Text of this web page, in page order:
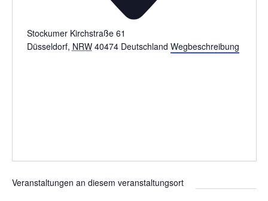
Stockumer Kirchstraße 61
Düsseldorf, NRW 40474 Deutschland Wegbeschreibung
Veranstaltungen an diesem veranstaltungsort